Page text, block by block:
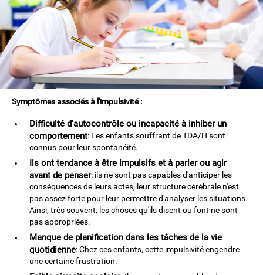
Symptômes associés à l'impulsivité :
Difficulté d'autocontrôle ou incapacité à inhiber un
comportement: Les enfants souffrant de TDA/H sont
connus pour leur spontanéité.
Ils ont tendance à être impulsifs et à parler ou agir
avant de penser: ils ne sont pas capables d'anticiper les
conséquences de leurs actes, leur structure cérébrale n'est
pas assez forte pour leur permettre d'analyser les situations.
Ainsi, très souvent, les choses qu'ils disent ou font ne sont
pas appropriées.
Manque de planification dans les tâches de la vie
quotidienne: Chez ces enfants, cette impulsivité engendre
une certaine frustration.